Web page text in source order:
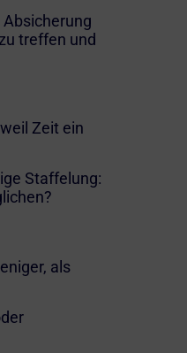
treffen und
Zeit ein
Staffelung:
als